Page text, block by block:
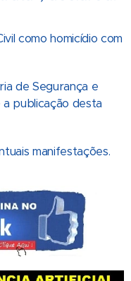
como homicídio com
de Segurança e
a publicação desta
manifestações.